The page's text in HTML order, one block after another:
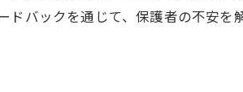
バックを通じて、保護者の不安を